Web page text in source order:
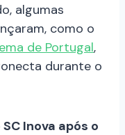
algumas
como o
de Portugal,
durante o
Inova após o